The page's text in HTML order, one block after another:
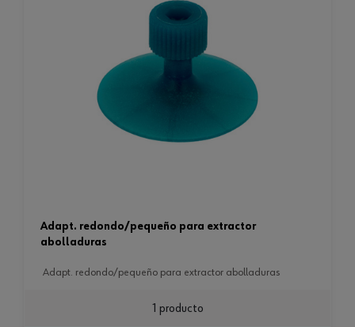
adapt. redondo/pequeño para extractor
abolladuras
adapt. redondo/pequeño para extractor abolladuras
1 producto